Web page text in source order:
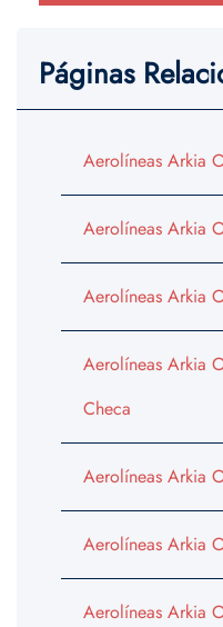
Páginas
Aerolíneas Arkia
Aerolíneas Arkia
Aerolíneas Arkia
Aerolíneas Arkia
Checa
Aerolíneas Arkia
Aerolíneas Arkia
Aerolíneas Arkia